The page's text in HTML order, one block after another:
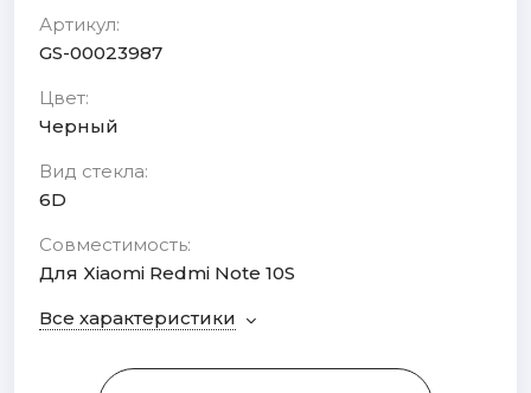
Артикул:
GS-00023987
Цвет:
Черный
Вид стекла:
6D
Совместимость:
Для Xiaomi Redmi Note 10S
Все характеристики